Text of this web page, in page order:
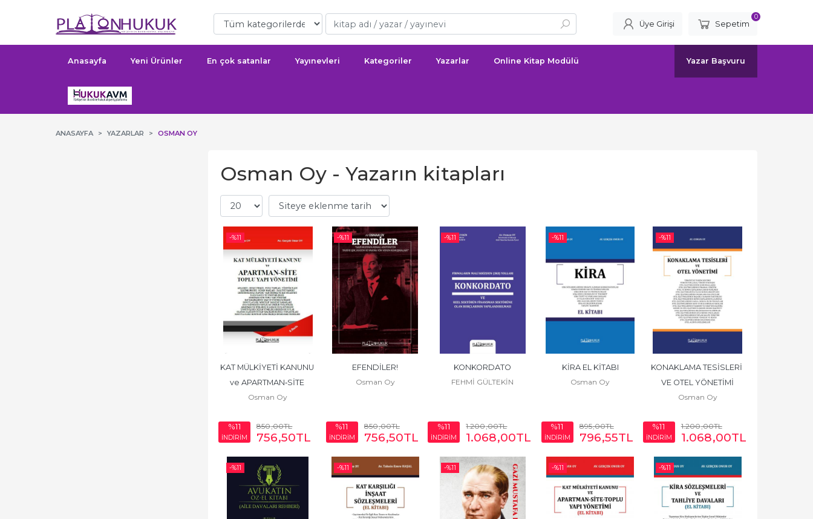
Üye Girişi Sepetim
0
Anasayfa Yeni Ürünler En çok satanlar Yayınevleri Kategoriler Yazarlar Online Kitap Modülü Yazar Başvuru
ANASAYFA YAZARLAR OSMAN OY
Osman Oy - Yazarın kitapları
-%11
KAT MÜLKİYETİ KANUNU
ve APARTMAN‐SİTE
TOPLU YAPI YÖNETİMİ 8.
Osman Oy
%11
İNDİRİM
850,00TL
756,50TL
-%11
EFENDİLER!
Osman Oy
%11
İNDİRİM
850,00TL
756,50TL
-%11
KONKORDATO
FEHMİ GÜLTEKİN
%11
İNDİRİM
1.200,00TL
1.068,00TL
-%11
KİRA EL KİTABI
Osman Oy
%11
İNDİRİM
895,00TL
796,55TL
-%11
KONAKLAMA TESİSLERİ
VE OTEL YÖNETİMİ
Osman Oy
%11
İNDİRİM
1.200,00TL
1.068,00TL
-%11 -%11 -%11 -%11 -%11